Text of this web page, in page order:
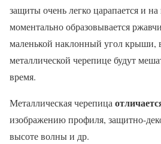
защиты очень легко царапается и
моментально образовывается
маленькой наклонный угол крыши,
металлической черепице будут
время.
Металлическая черепица
изображению профиля, защитно-
высоте волны и др.